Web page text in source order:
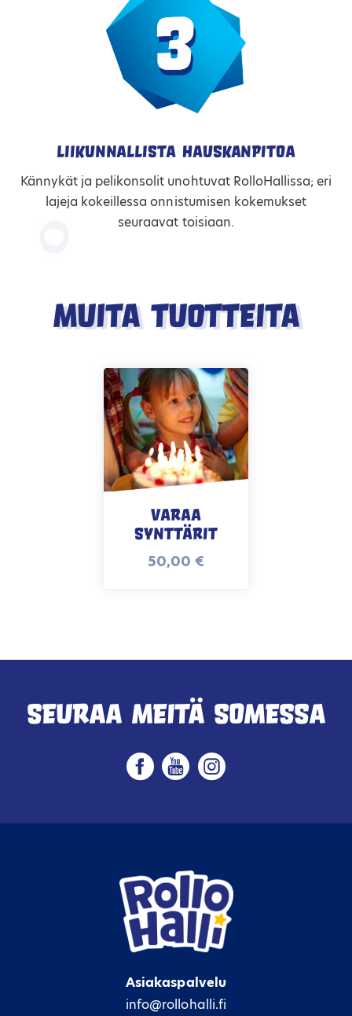
Liikunnallista hauskanpitoa
Kännykät ja pelikonsolit unohtuvat RolloHallissa; eri
lajeja kokeillessa onnistumisen kokemukset
seuraavat toisiaan.
Muita tuotteita
Varaa
synttärit
50,00 €
Seuraa meitä somessa
Asiakaspalvelu
info@rollohalli.fi